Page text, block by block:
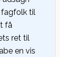
fagfolk til
få
ret til
en vis